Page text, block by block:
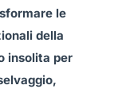
le
della
insolita per